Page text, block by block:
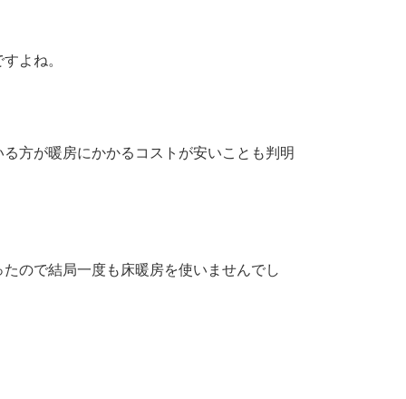
よね。
方が暖房にかかるコストが安いことも判明
ので結局一度も床暖房を使いませんでし